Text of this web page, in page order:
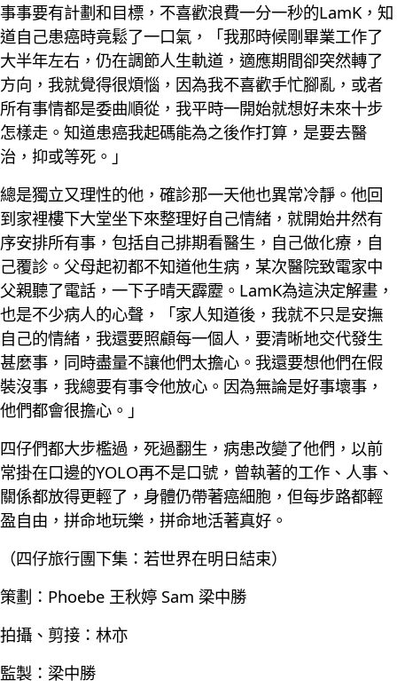
事事要有計劃和目標，不喜歡浪費一分一秒的LamK，知
道自己患癌時竟鬆了一口氣，「我那時候剛畢業工作了
大半年左右，仍在調節人生軌道，適應期間卻突然轉了
方向，我就覺得很煩惱，因為我不喜歡手忙腳亂，或者
所有事情都是委曲順從，我平時一開始就想好未來十步
怎樣走。知道患癌我起碼能為之後作打算，是要去醫
治，抑或等死。」
總是獨立又理性的他，確診那一天他也異常冷靜。他回
到家裡樓下大堂坐下來整理好自己情緒，就開始井然有
序安排所有事，包括自己排期看醫生，自己做化療，自
己覆診。父母起初都不知道他生病，某次醫院致電家中
父親聽了電話，一下子晴天霹靂。LamK為這決定解畫，
也是不少病人的心聲，「家人知道後，我就不只是安撫
自己的情緒，我還要照顧每一個人，要清晰地交代發生
甚麼事，同時盡量不讓他們太擔心。我還要想他們在假
裝沒事，我總要有事令他放心。因為無論是好事壞事，
他們都會很擔心。」
四仔們都大步檻過，死過翻生，病患改變了他們，以前
常掛在口邊的YOLO再不是口號，曾執著的工作、人事、
關係都放得更輕了，身體仍帶著癌細胞，但每步路都輕
盈自由，拼命地玩樂，拼命地活著真好。
（四仔旅行團下集：若世界在明日結束）
策劃：Phoebe 王秋婷 Sam 梁中勝
拍攝、剪接：林亦
監製：梁中勝